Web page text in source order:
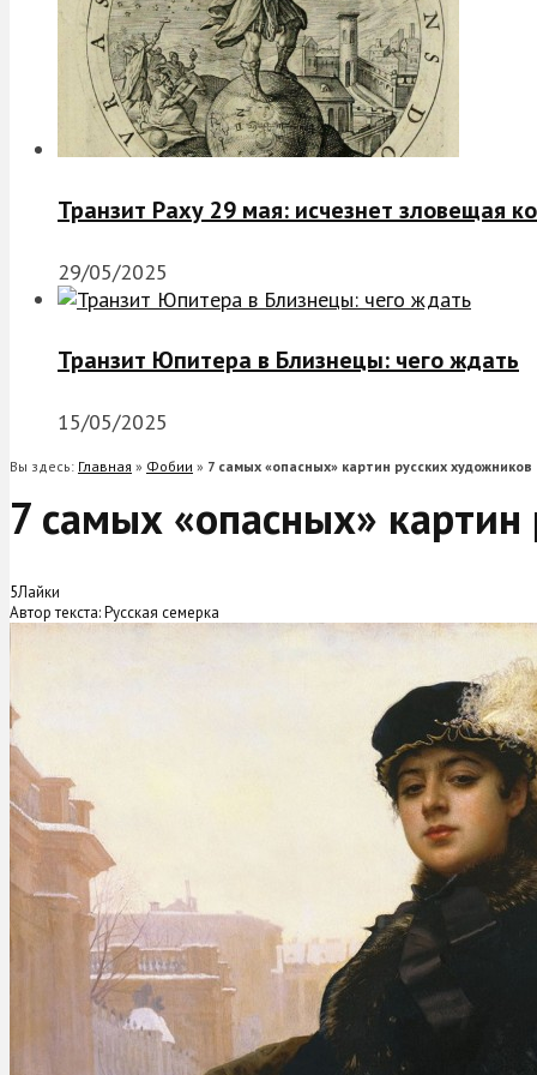
Транзит Раху 29 мая: исчезнет зловещая
29/05/2025
Транзит Юпитера в Близнецы: чего ждать
15/05/2025
Вы здесь: Главная » Фобии » 7 самых «опасных» картин русских художников
7 самых «опасных»
5Лайки
Автор текста: Русская семерка